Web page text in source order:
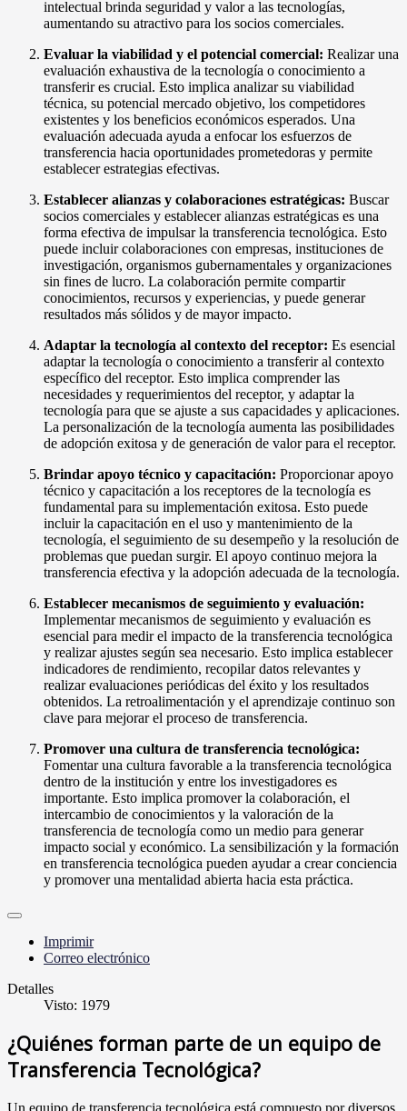
intelectual brinda seguridad y valor a las tecnologías,
aumentando su atractivo para los socios comerciales.
Evaluar la viabilidad y el potencial comercial: Realizar una
evaluación exhaustiva de la tecnología o conocimiento a
transferir es crucial. Esto implica analizar su viabilidad
técnica, su potencial mercado objetivo, los competidores
existentes y los beneficios económicos esperados. Una
evaluación adecuada ayuda a enfocar los esfuerzos de
transferencia hacia oportunidades prometedoras y permite
establecer estrategias efectivas.
Establecer alianzas y colaboraciones estratégicas: Buscar
socios comerciales y establecer alianzas estratégicas es una
forma efectiva de impulsar la transferencia tecnológica. Esto
puede incluir colaboraciones con empresas, instituciones de
investigación, organismos gubernamentales y organizaciones
sin fines de lucro. La colaboración permite compartir
conocimientos, recursos y experiencias, y puede generar
resultados más sólidos y de mayor impacto.
Adaptar la tecnología al contexto del receptor: Es esencial
adaptar la tecnología o conocimiento a transferir al contexto
específico del receptor. Esto implica comprender las
necesidades y requerimientos del receptor, y adaptar la
tecnología para que se ajuste a sus capacidades y aplicaciones.
La personalización de la tecnología aumenta las posibilidades
de adopción exitosa y de generación de valor para el receptor.
Brindar apoyo técnico y capacitación: Proporcionar apoyo
técnico y capacitación a los receptores de la tecnología es
fundamental para su implementación exitosa. Esto puede
incluir la capacitación en el uso y mantenimiento de la
tecnología, el seguimiento de su desempeño y la resolución de
problemas que puedan surgir. El apoyo continuo mejora la
transferencia efectiva y la adopción adecuada de la tecnología.
Establecer mecanismos de seguimiento y evaluación:
Implementar mecanismos de seguimiento y evaluación es
esencial para medir el impacto de la transferencia tecnológica
y realizar ajustes según sea necesario. Esto implica establecer
indicadores de rendimiento, recopilar datos relevantes y
realizar evaluaciones periódicas del éxito y los resultados
obtenidos. La retroalimentación y el aprendizaje continuo son
clave para mejorar el proceso de transferencia.
Promover una cultura de transferencia tecnológica:
Fomentar una cultura favorable a la transferencia tecnológica
dentro de la institución y entre los investigadores es
importante. Esto implica promover la colaboración, el
intercambio de conocimientos y la valoración de la
transferencia de tecnología como un medio para generar
impacto social y económico. La sensibilización y la formación
en transferencia tecnológica pueden ayudar a crear conciencia
y promover una mentalidad abierta hacia esta práctica.
Imprimir
Correo electrónico
Detalles
Visto: 1979
¿Quiénes forman parte de un equipo de
Transferencia Tecnológica?
Un equipo de transferencia tecnológica está compuesto por diversos